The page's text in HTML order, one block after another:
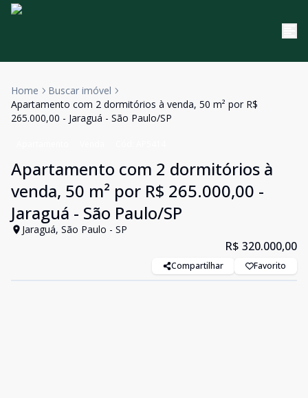
Home
Buscar imóvel
Apartamento com 2 dormitórios à venda, 50 m² por R$
265.000,00 - Jaraguá - São Paulo/SP
Apartamento com 2 dormitórios à
venda, 50 m² por R$ 265.000,00 -
Jaraguá - São Paulo/SP
Jaraguá, São Paulo - SP
R$ 320.000,00
Compartilhar Favorito